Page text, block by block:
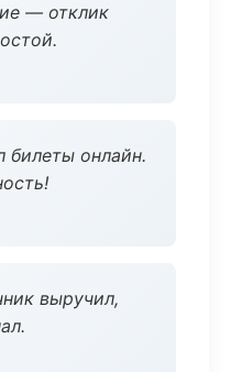
— отклик
билеты онлайн.
выручил,